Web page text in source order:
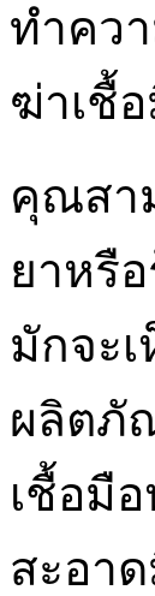
ทำคว
ฆ่าเชื้
คุณสา
ยาหรื
มักจะ
ผลิตภั
เชื้อมื
สะอา